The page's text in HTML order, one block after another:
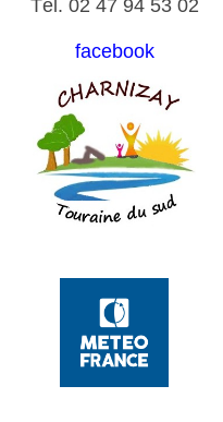
Tél. 02 47 94 53 02
facebook